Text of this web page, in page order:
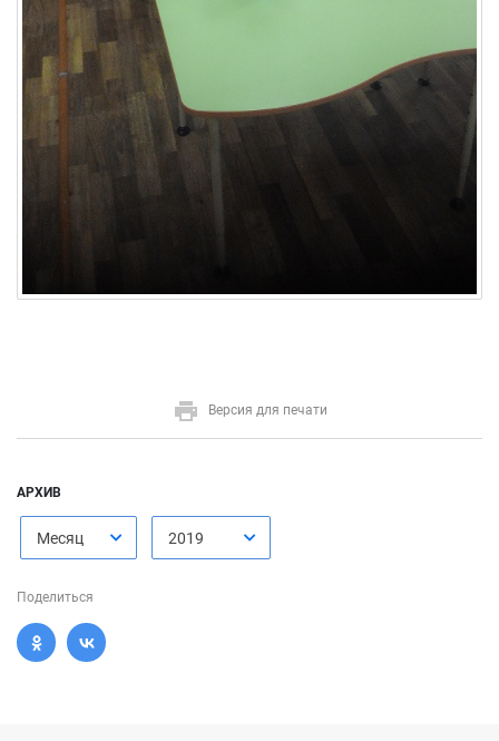
Версия для печати
АРХИВ
Месяц 2019
Поделиться